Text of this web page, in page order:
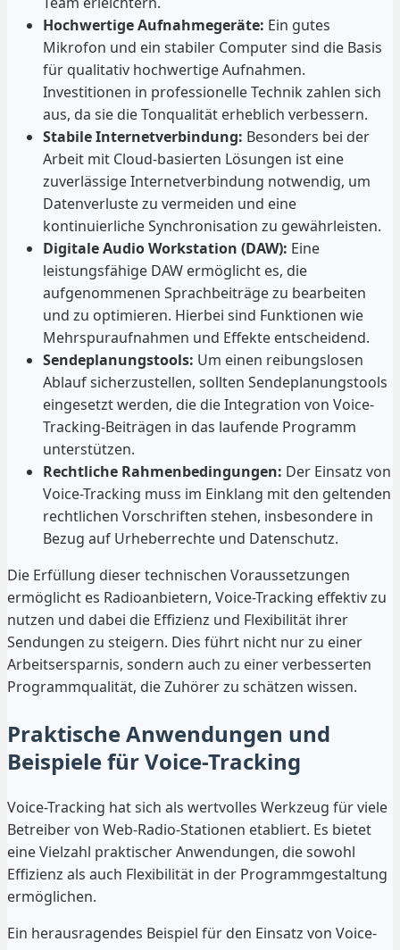
Hochwertige Aufnahmegeräte: Ein gutes
Mikrofon und ein stabiler Computer sind die Basis
für qualitativ hochwertige Aufnahmen.
Investitionen in professionelle Technik zahlen sich
aus, da sie die Tonqualität erheblich verbessern.
Stabile Internetverbindung: Besonders bei der
Arbeit mit Cloud-basierten Lösungen ist eine
zuverlässige Internetverbindung notwendig, um
Datenverluste zu vermeiden und eine
kontinuierliche Synchronisation zu gewährleisten.
Digitale Audio Workstation (DAW): Eine
leistungsfähige DAW ermöglicht es, die
aufgenommenen Sprachbeiträge zu bearbeiten
und zu optimieren. Hierbei sind Funktionen wie
Mehrspuraufnahmen und Effekte entscheidend.
Sendeplanungstools: Um einen reibungslosen
Ablauf sicherzustellen, sollten Sendeplanungstools
eingesetzt werden, die die Integration von Voice-
Tracking-Beiträgen in das laufende Programm
unterstützen.
Rechtliche Rahmenbedingungen: Der Einsatz von
Voice-Tracking muss im Einklang mit den geltenden
rechtlichen Vorschriften stehen, insbesondere in
Bezug auf Urheberrechte und Datenschutz.
Die Erfüllung dieser technischen Voraussetzungen
ermöglicht es Radioanbietern, Voice-Tracking effektiv zu
nutzen und dabei die Effizienz und Flexibilität ihrer
Sendungen zu steigern. Dies führt nicht nur zu einer
Arbeitsersparnis, sondern auch zu einer verbesserten
Programmqualität, die Zuhörer zu schätzen wissen.
Praktische Anwendungen und
Beispiele für Voice-Tracking
Voice-Tracking hat sich als wertvolles Werkzeug für viele
Betreiber von Web-Radio-Stationen etabliert. Es bietet
eine Vielzahl praktischer Anwendungen, die sowohl
Effizienz als auch Flexibilität in der Programmgestaltung
ermöglichen.
Ein herausragendes Beispiel für den Einsatz von Voice-